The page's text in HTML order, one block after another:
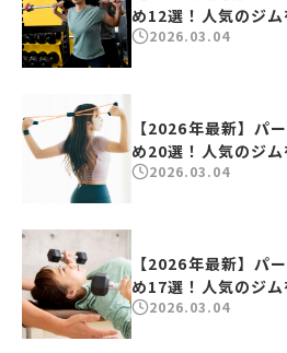
め12選！人気のジ
2026.03.04
【2026年最新】パ
め20選！人気のジ
2026.03.04
【2026年最新】パ
め17選！人気のジ
2026.03.04